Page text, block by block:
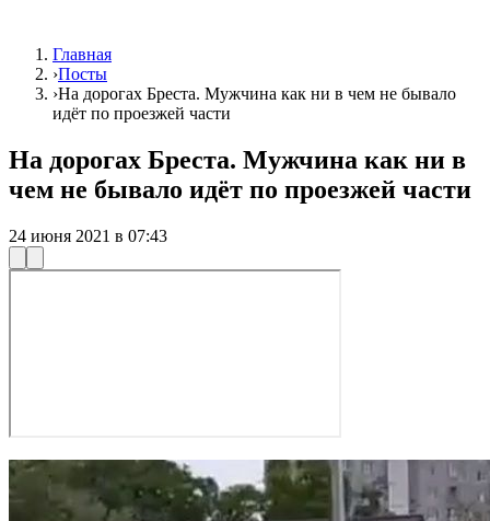
Главная
›Посты
›На дорогах Бреста. Мужчина как ни в чем не бывало
идёт по проезжей части
На дорогах Бреста. Мужчина как ни в
чем не бывало идёт по проезжей части
24 июня 2021 в 07:43